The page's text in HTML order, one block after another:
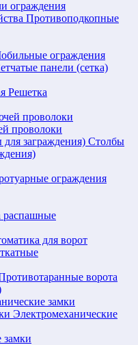
ограждения
Противоподкопные
ограждения
панели (сетка)
Решетка
проволоки
Столбы
ограждения
распашные
для ворот
ворота
замки
Электромеханические
замки